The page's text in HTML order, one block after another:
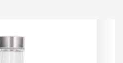
plein écran